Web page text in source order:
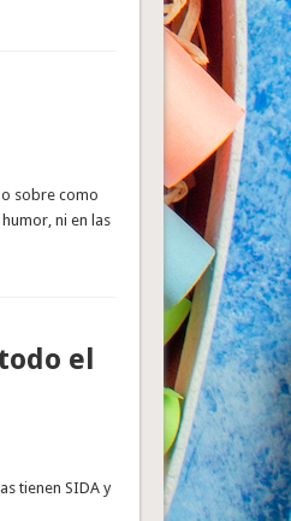
sobre como
ni en las
el
tienen SIDA y